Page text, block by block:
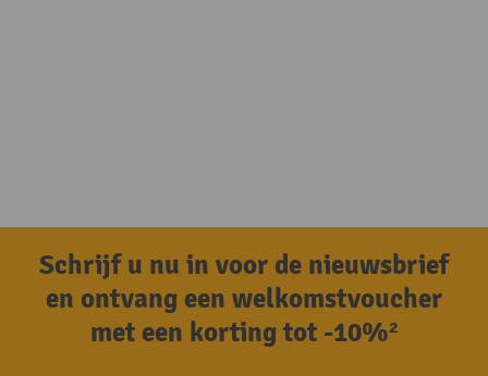
Schrijf u nu in voor de nieuwsbrief
en ontvang een welkomstvoucher
met een korting tot -10%²